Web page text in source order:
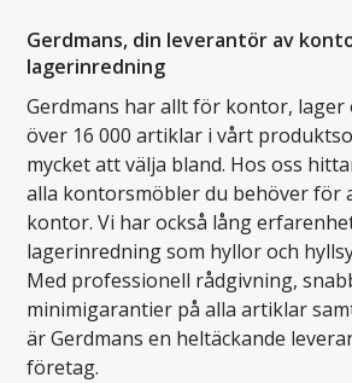
Gerdmans, din leverantör av
lagerinredning
Gerdmans har allt för kontor, lager
över 16 000 artiklar i vårt
mycket att välja bland. Hos oss
alla kontorsmöbler du behöver för
kontor. Vi har också lång
lagerinredning som hyllor och
Med professionell rådgivning,
minimigarantier på alla artiklar
är Gerdmans en heltäckande
företag.